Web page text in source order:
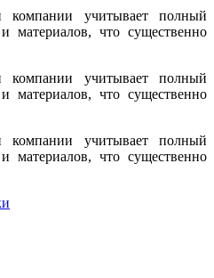
учитывает полный
материалов, что существенно
учитывает полный
материалов, что существенно
учитывает полный
материалов, что существенно